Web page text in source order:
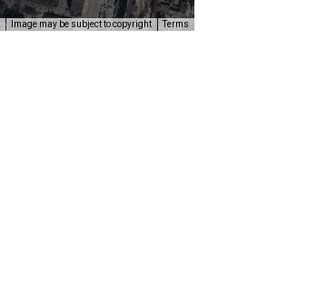
Image may be subject to copyright Terms